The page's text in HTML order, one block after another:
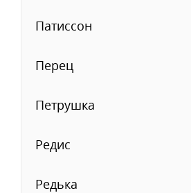
Патиссон
Перец
Петрушка
Редис
Редька